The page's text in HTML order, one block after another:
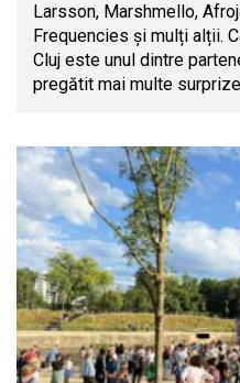
Larsson, Marshmello,
Frequencies și mulți alții.
Cluj este unul dintre
pregătit mai multe